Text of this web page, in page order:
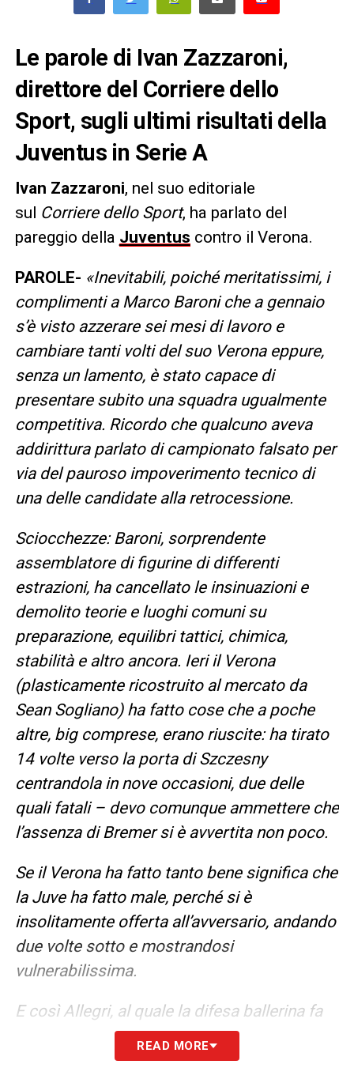
Le parole di Ivan Zazzaroni,
direttore del Corriere dello
Sport, sugli ultimi risultati della
Juventus in Serie A
Ivan Zazzaroni, nel suo editoriale
sul Corriere dello Sport, ha parlato del
pareggio della Juventus contro il Verona.
PAROLE- «Inevitabili, poiché meritatissimi, i
complimenti a Marco Baroni che a gennaio
s’è visto azzerare sei mesi di lavoro e
cambiare tanti volti del suo Verona eppure,
senza un lamento, è stato capace di
presentare subito una squadra ugualmente
competitiva. Ricordo che qualcuno aveva
addirittura parlato di campionato falsato per
via del pauroso impoverimento tecnico di
una delle candidate alla retrocessione.
Sciocchezze: Baroni, sorprendente
assemblatore di figurine di differenti
estrazioni, ha cancellato le insinuazioni e
demolito teorie e luoghi comuni su
preparazione, equilibri tattici, chimica,
stabilità e altro ancora. Ieri il Verona
(plasticamente ricostruito al mercato da
Sean Sogliano) ha fatto cose che a poche
altre, big comprese, erano riuscite: ha tirato
14 volte verso la porta di Szczesny
centrandola in nove occasioni, due delle
quali fatali – devo comunque ammettere che
l’assenza di Bremer si è avvertita non poco.
Se il Verona ha fatto tanto bene significa che
la Juve ha fatto male, perché si è
insolitamente offerta all’avversario, andando
due volte sotto e mostrandosi
vulnerabilissima.
E così Allegri, al quale la difesa ballerina fa
girare vorticosamente gli zebedei, sta
vivendo la prima crisi stagionale: due
READ MORE